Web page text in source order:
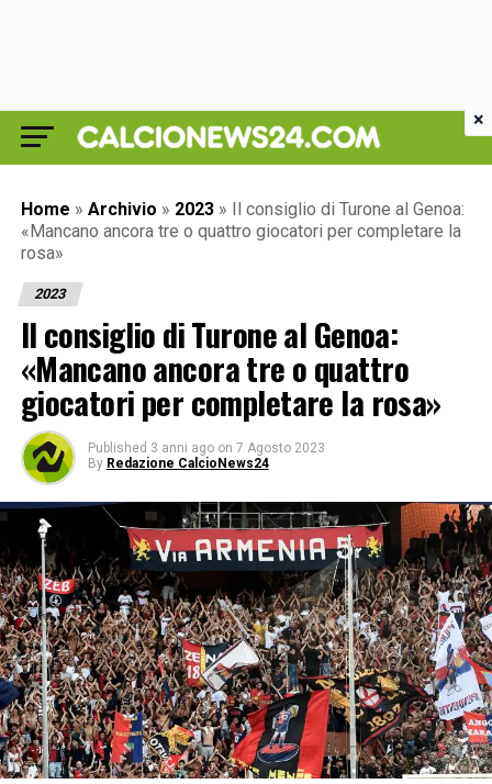
Home » Archivio » 2023 » Il consiglio di Turone al Genoa:
«Mancano ancora tre o quattro giocatori per completare la
rosa»
2023
Il consiglio di Turone al Genoa:
«Mancano ancora tre o quattro
giocatori per completare la rosa»
Published 3 anni ago on 7 Agosto 2023
By Redazione CalcioNews24
×